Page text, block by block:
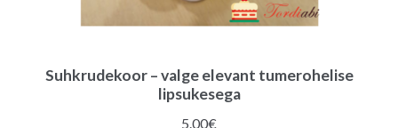
Suhkrudekoor – valge elevant tumerohelise
lipsukesega
5.00€